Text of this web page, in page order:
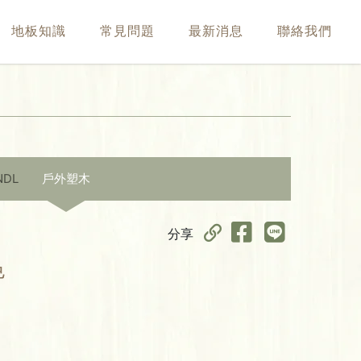
地板知識 常見問題 最新消息 聯絡我們
戶外塑木
分享